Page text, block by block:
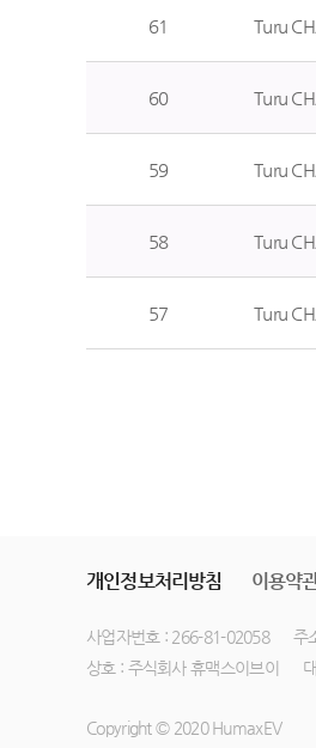
61 Turu
60 Turu
59 Turu
58 Turu
57 Turu
개인정보처리방침 이용약
사업자번호 : 266-81-02058
주
상호 : 주식회사 휴맥스이브이
Copyright © 2020 HumaxEV